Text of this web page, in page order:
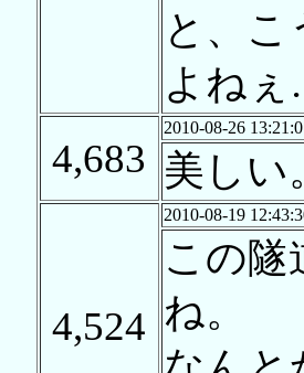
と、
よね
4,683
2010-08-26
美しい
4,524
2010-08-19
この隧
ね。